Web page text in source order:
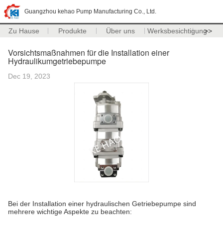
Guangzhou kehao Pump Manufacturing Co., Ltd.
Zu Hause Produkte Über uns Werksbesichtigung>>
Vorsichtsmaßnahmen für die Installation einer
Hydraulikumgetriebepumpe
Dec 19, 2023
Bei der Installation einer hydraulischen Getriebepumpe sind
mehrere wichtige Aspekte zu beachten: